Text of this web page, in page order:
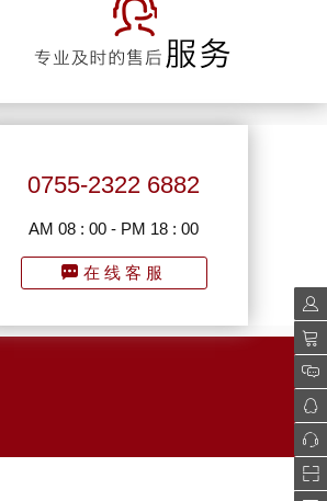
0755-2322 6882
AM 08 : 00 - PM 18 : 00
在线客服
会员
购物
我的
QQ
二维